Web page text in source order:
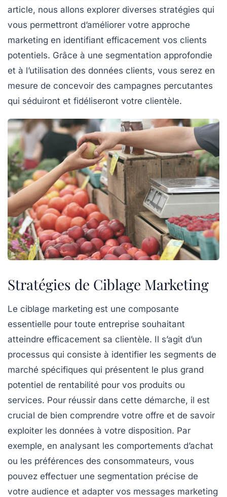
article, nous allons explorer diverses stratégies qui
vous permettront d’améliorer votre approche
marketing en identifiant efficacement vos clients
potentiels. Grâce à une segmentation approfondie
et à l’utilisation des données clients, vous serez en
mesure de concevoir des campagnes percutantes
qui séduiront et fidéliseront votre clientèle.
Stratégies de Ciblage Marketing
Le ciblage marketing est une composante
essentielle pour toute entreprise souhaitant
atteindre efficacement sa clientèle. Il s’agit d’un
processus qui consiste à identifier les segments de
marché spécifiques qui présentent le plus grand
potentiel de rentabilité pour vos produits ou
services. Pour réussir dans cette démarche, il est
crucial de bien comprendre votre offre et de savoir
exploiter les données à votre disposition. Par
exemple, en analysant les comportements d’achat
ou les préférences des consommateurs, vous
pouvez effectuer une segmentation précise de
votre audience et adapter vos messages marketing